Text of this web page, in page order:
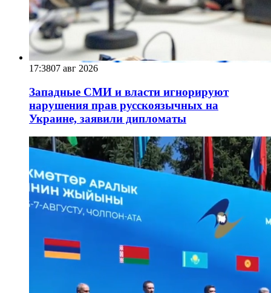
17:3807 авг 2026
Западные СМИ и власти игнорируют
нарушения прав русскоязычных на
Украине, заявили дипломаты